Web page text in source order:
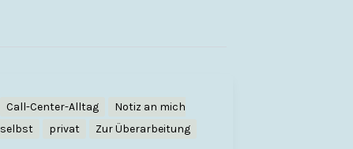
Call-Center-Alltag
Notiz an mich
selbst
privat Zur Überarbeitung